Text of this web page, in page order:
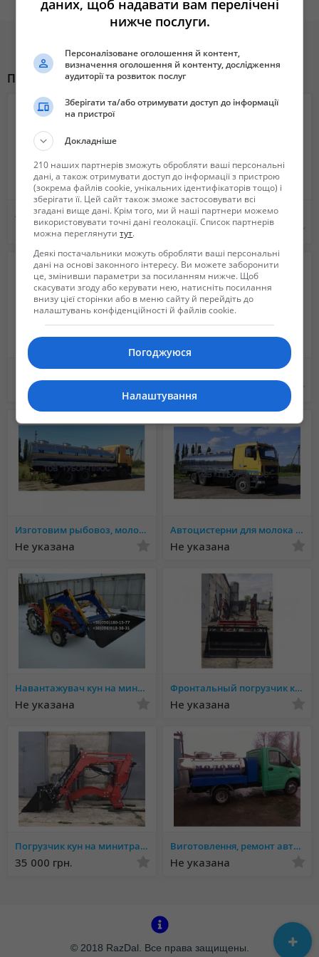
Очистка території від снігу, сміття.
Завантаження добрив, гною.
Особливості моделей для різних тракторів
Для МТЗ (МТЗ-80, МТЗ-82):
Підвищена вантажопідйомність.
Ідеально підходить для роботи в середніх і великих господарствах.
Сумісність з різноманітним навісним обладнанням.
Для ЮМЗ:
Міцна рама для роботи в умовах підвищеного навантаження.
Простота монтажу та демонтажу.
Економічне споживання палива трактора під час роботи з
навантажувачем.
Для Т-40:
Легка конструкція, адаптована для менш потужних тракторів.
Плавність управління завдяки гідравлічному приводу.
Компактність і маневреність для роботи на невеликих ділянках.
Переваги фронтального навантажувача КУН:
без додаткових модифікацій.
Універсальність: сумісність із різними типами навісного
обладнання.
Довговічність: високоякісні матеріали забезпечують стійкість до
інтенсивної експлуатації.
Економічність: гідравлічна система працює від трактора, що знижує
витрати.
Безпека: навантажувачі оснащені надійними фіксаторами для
запобігання аварійних ситуацій.
Оплата: будь-яка зручна форма (передоплата, часткова, накладений
платіж).
Консультації: професійна підтримка у виборі моделі, враховуючи
потреби вашого господарства.
Звертайтеся за телефоном, і наші менеджери допоможуть підібрати
фронтальний навантажувач, який ідеально відповідатиме вашим
Похожие объявления
Автоцистерны - для молока, воды и ассенизаторные машины, рыбовоз. Обслуживание и ремонт
Не указана 5 200 грн.
Вилы для погрузки леса, бревен (лесной захват) на фронтальный погрузчик
Не указана
Изготовим рыбовоз, молоковоз, водовоз и другие автоцистерні. Ассенизаторные машины. Обслуживание и р
Не указана
Автоцистерни для молока та води. Асенізаторні машини, рибовоз. Обслуговування і ремонт
Не указана
Навантажувач кун на мини трактор.
Не указана
Фронтальный погрузчик кун на минитрактор.
Не указана
Погрузчик кун на минитрактор.
35 000 грн.
Виготовлення, ремонт автоцистерн, молоковозів, водовозів, рибовозів, ассинізаторних автоцистерн
Не указана
© 2018 RazDal. Все права защищены.
даних, щоб надавати вам перелічені
нижче послуги.
Персоналізоване оголошення й контент,
визначення оголошення й контенту, дослідження
аудиторії та розвиток послуг
Зберігати та/або отримувати доступ до інформації
на пристрої
Докладніше
210 наших партнерів зможуть обробляти ваші персональні
дані, а також отримувати доступ до інформації з пристрою
(зокрема файлів cookie, унікальних ідентифікаторів тощо) і
зберігати її. Цей сайт також зможе застосовувати всі
згадані вище дані. Крім того, ми й наші партнери можемо
використовувати точні дані геолокації. Список партнерів
можна переглянутитут.
Деякі постачальники можуть обробляти ваші персональні
дані на основі законного інтересу. Ви можете заборонити
це, змінивши параметри за посиланням нижче. Щоб
скасувати згоду або керувати нею, натисніть посилання
внизу цієї сторінки або в меню сайту й перейдіть до
налаштувань конфіденційності й файлів cookie.
Погоджуюся
Налаштування